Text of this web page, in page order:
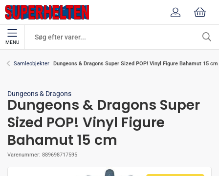
MENU
Samleobjekter Dungeons & Dragons Super Sized POP! Vinyl Figure Bahamut 15 cm
Dungeons & Dragons
Dungeons & Dragons Super
Sized POP! Vinyl Figure
Bahamut 15 cm
Varenummer: 889698717595